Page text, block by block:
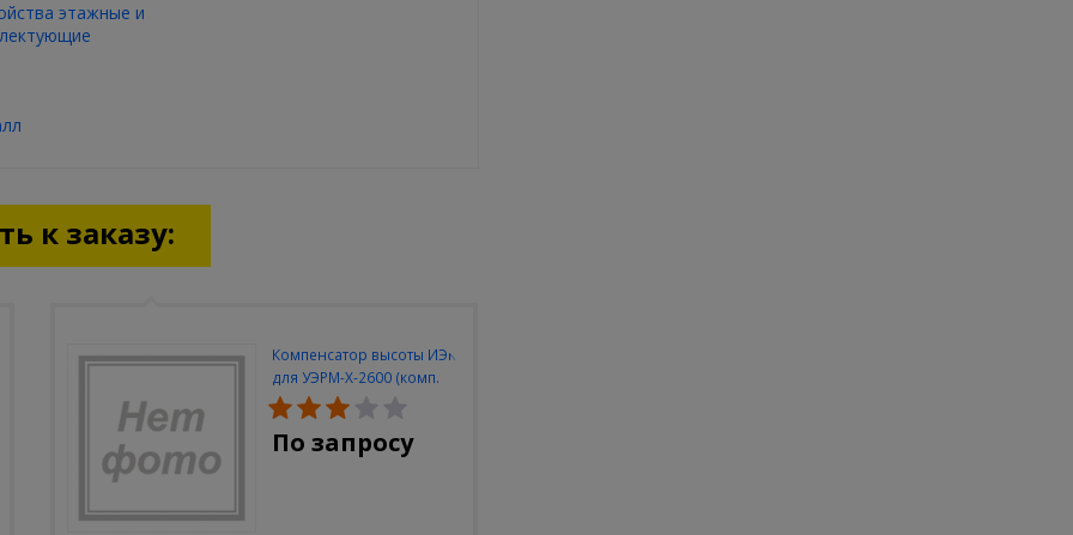
этажные и
к заказу:
Компенсатор высоты ИЭК
для УЭРМ-Х-2600 (комп.
2шт)
По запросу